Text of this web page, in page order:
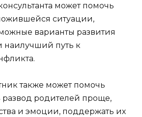
может помочь
ситуации,
варианты развития
наилучший путь к
также может помочь
родителей проще,
и эмоции, поддержать их